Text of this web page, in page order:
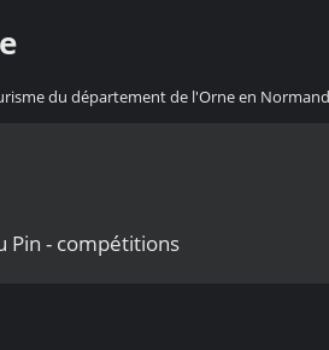
du département de l'Orne en
Pin - compétitions